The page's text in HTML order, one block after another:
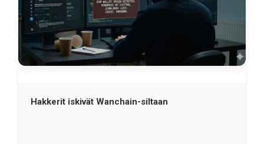
Hakkerit iskivät Wanchain-siltaan